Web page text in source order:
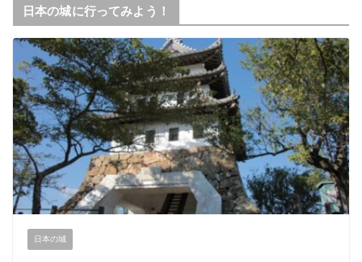
日本の城に行ってみよう！
日本の城